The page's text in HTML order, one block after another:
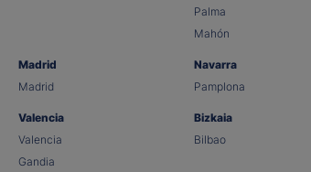
Palma
Mahón
Madrid
Madrid
Navarra
Pamplona
Valencia
Valencia
Gandia
Bizkaia
Bilbao